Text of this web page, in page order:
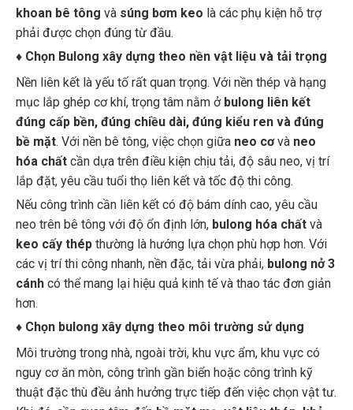
phải được chọn đúng từ đầu.
♦
Chọn Bulong xây dựng theo nền vật liệu và tải trọng
mục lắp ghép cơ khí, trọng tâm nằm ởbulong liên kết
đúng cấp bền, đúng chiều dài, đúng kiểu ren và đúng
bề mặt. Với nền bê tông, việc chọn giữaneo cơ và neo
hóa chấtcần dựa trên điều kiện chịu tải, độ sâu neo, vị trí
lắp đặt, yêu cầu tuổi thọ liên kết và tốc độ thi công.
Nếu công trình cần liên kết có độ bám dính cao, yêu cầu
neo trên bê tông với độ ổn định lớn,bulong hóa chấtvà
keo cấy thépthường là hướng lựa chọn phù hợp hơn. Với
các vị trí thi công nhanh, nền đặc, tải vừa phải,bulong nở 3
cánhcó thể mang lại hiệu quả kinh tế và thao tác đơn giản
hơn.
nguy cơ ăn mòn, công trình gần biển hoặc công trình kỹ
thuật đặc thù đều ảnh hưởng trực tiếp đến việc chọn vật tư.
Khi đó, cần quan tâm đếnbề mặt mạ, vật liệu thép, khả